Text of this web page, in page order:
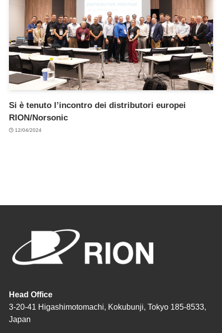
Si è tenuto l’incontro dei distributori europei
RION/Norsonic
12/04/2024
Head Office
3-20-41 Higashimotomachi, Kokubunji, Tokyo 185-8533,
Japan